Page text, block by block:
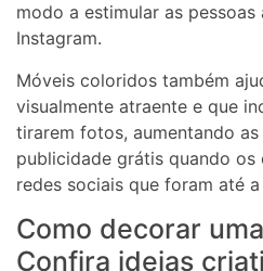
modo a estimular as
Instagram.
Móveis coloridos também
visualmente atraente e que
tirarem fotos, aumentando
publicidade grátis quando os
redes sociais que foram até
Como decorar
Confira ideias